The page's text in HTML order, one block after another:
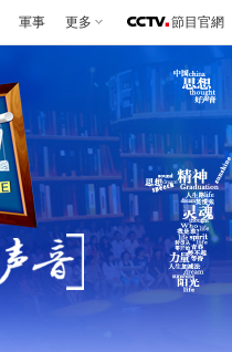
軍事 更多 節目官網